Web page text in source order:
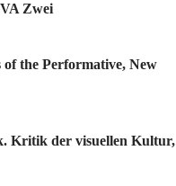
Zwei
the Performative, New
Kritik der visuellen Kultur,